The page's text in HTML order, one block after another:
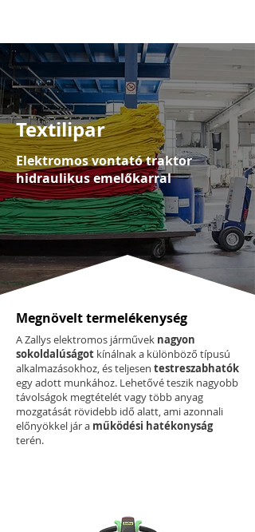
Textilipar
Elektromos vontató traktor
hidraulikus emelőkarral
Megnövelt termelékenység
A Zallys elektromos járművek nagyon
sokoldalúságot kínálnak a különböző típusú
alkalmazásokhoz, és teljesen testreszabhatók
egy adott munkához. Lehetővé teszik nagyobb
távolságok megtételét vagy több anyag
mozgatását rövidebb idő alatt, ami azonnali
előnyökkel jár a működési hatékonyság
terén.